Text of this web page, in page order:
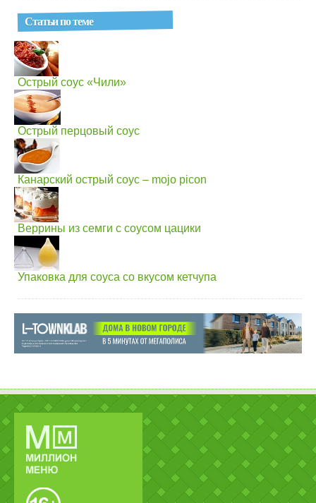
Статьи по теме
Острый соус «Чили»
Острый перцовый соус
Канарский острый соус – mojo picon
Веррины из семги с соусом цацики
Упаковка для соуса со вкусом кетчупа